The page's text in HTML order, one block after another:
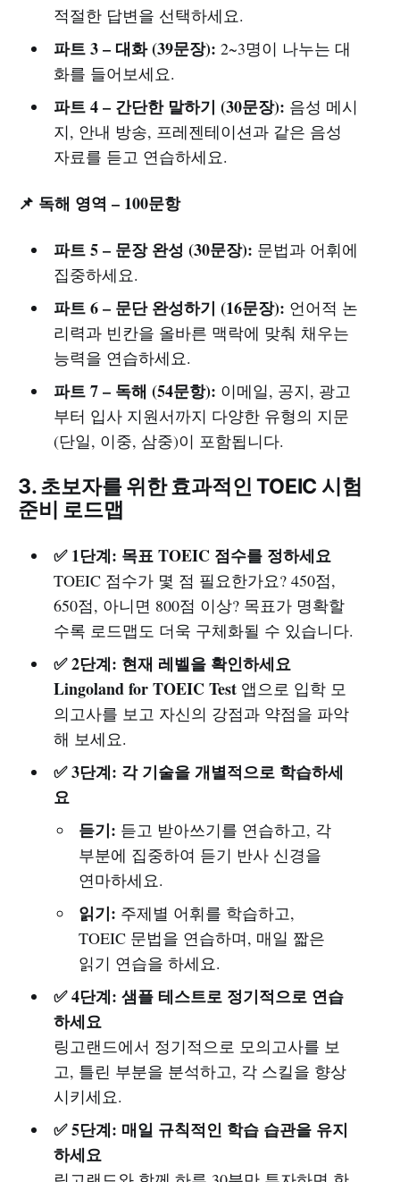
적절한 답변을 선택하세요.
파트 3 – 대화 (39문장): 2~3명이 나누는 대
화를 들어보세요.
파트 4 – 간단한 말하기 (30문장): 음성 메시
지, 안내 방송, 프레젠테이션과 같은 음성
자료를 듣고 연습하세요.
📌 독해 영역 – 100문항
파트 5 – 문장 완성 (30문장): 문법과 어휘에
집중하세요.
파트 6 – 문단 완성하기 (16문장): 언어적 논
리력과 빈칸을 올바른 맥락에 맞춰 채우는
능력을 연습하세요.
파트 7 – 독해 (54문항): 이메일, 공지, 광고
부터 입사 지원서까지 다양한 유형의 지문
(단일, 이중, 삼중)이 포함됩니다.
3. 초보자를 위한 효과적인 TOEIC 시험
준비 로드맵
✅ 1단계: 목표 TOEIC 점수를 정하세요
TOEIC 점수가 몇 점 필요한가요? 450점,
650점, 아니면 800점 이상? 목표가 명확할
수록 로드맵도 더욱 구체화될 수 있습니다.
✅ 2단계: 현재 레벨을 확인하세요
Lingoland for TOEIC Test앱으로 입학 모
의고사를 보고 자신의 강점과 약점을 파악
해 보세요.
✅ 3단계: 각 기술을 개별적으로 학습하세
요
듣기: 듣고 받아쓰기를 연습하고, 각
부분에 집중하여 듣기 반사 신경을
연마하세요.
읽기: 주제별 어휘를 학습하고,
TOEIC 문법을 연습하며, 매일 짧은
읽기 연습을 하세요.
✅ 4단계: 샘플 테스트로 정기적으로 연습
하세요
링고랜드에서 정기적으로 모의고사를 보
고, 틀린 부분을 분석하고, 각 스킬을 향상
시키세요.
✅ 5단계: 매일 규칙적인 학습 습관을 유지
하세요